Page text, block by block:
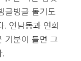
글빙글 돌기도
. 연남동과 연희
기분이 들면 그